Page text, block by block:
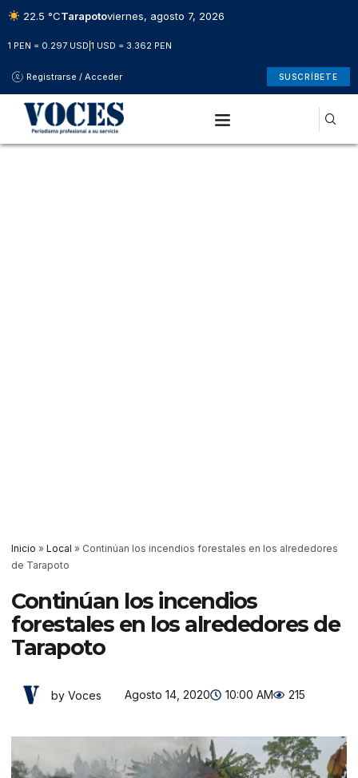
22.5 °CTarapotoviernes, agosto 7, 2026
1 PEN = 0.297 USD 1 USD = 3.362 PEN
Registrarse / Acceder SUSCRÍBETE
Inicio » Local » Continúan los incendios forestales en los alrededores
de Tarapoto
Continúan los incendios
forestales en los alrededores de
Tarapoto
by Voces Agosto 14, 2020 10:00 AM 215